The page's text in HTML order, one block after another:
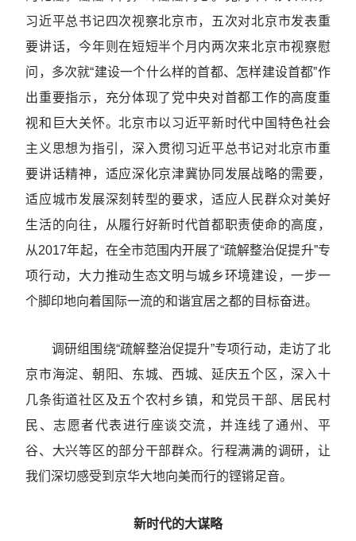
习近平总书记四次视察北京市，五次对北京市发表重
要讲话，今年则在短短半个月内两次来北京市视察慰
问，多次就“建设一个什么样的首都、怎样建设首都”作
出重要指示，充分体现了党中央对首都工作的高度重
视和巨大关怀。北京市以习近平新时代中国特色社会
主义思想为指引，深入贯彻习近平总书记对北京市重
要讲话精神，适应深化京津冀协同发展战略的需要，
适应城市发展深刻转型的要求，适应人民群众对美好
生活的向往，从履行好新时代首都职责使命的高度，
从2017年起，在全市范围内开展了“疏解整治促提升”专
项行动，大力推动生态文明与城乡环境建设，一步一
个脚印地向着国际一流的和谐宜居之都的目标奋进。
调研组围绕“疏解整治促提升”专项行动，走访了北
京市海淀、朝阳、东城、西城、延庆五个区，深入十
几条街道社区及五个农村乡镇，和党员干部、居民村
民、志愿者代表进行座谈交流，并连线了通州、平
谷、大兴等区的部分干部群众。行程满满的调研，让
我们深切感受到京华大地向美而行的铿锵足音。
新时代的大谋略